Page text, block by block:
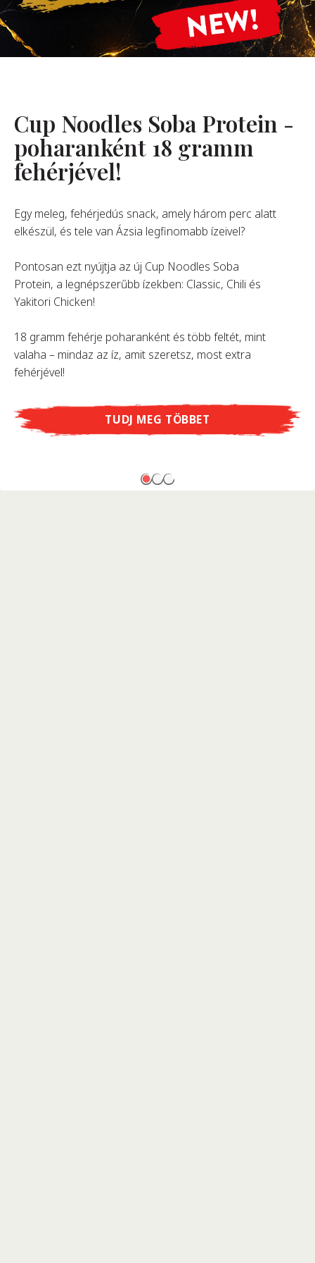
Rólunk
Karrier
GYIK
Cup Noodles Soba Protein -
poharanként 18 gramm
fehérjével!
Egy meleg, fehérjedús snack, amely három perc alatt
elkészül, és tele van Ázsia legfinomabb ízeivel?
Pontosan ezt nyújtja az új Cup Noodles Soba
Protein, a legnépszerűbb ízekben: Classic, Chili és
Yakitori Chicken!
18 gramm fehérje poharanként és több feltét, mint
valaha – mindaz az íz, amit szeretsz, most extra
fehérjével!
TUDJ MEG TÖBBET